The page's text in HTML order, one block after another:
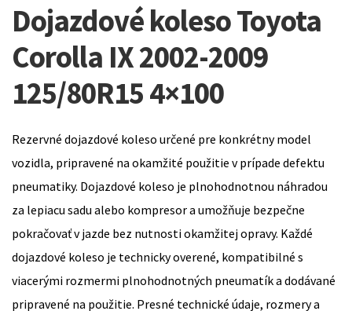
Dojazdové koleso Toyota
Corolla IX 2002-2009
125/80R15 4×100
Rezervné dojazdové koleso určené pre konkrétny model
vozidla, pripravené na okamžité použitie v prípade defektu
pneumatiky. Dojazdové koleso je plnohodnotnou náhradou
za lepiacu sadu alebo kompresor a umožňuje bezpečne
pokračovať v jazde bez nutnosti okamžitej opravy. Každé
dojazdové koleso je technicky overené, kompatibilné s
viacerými rozmermi plnohodnotných pneumatík a dodávané
pripravené na použitie. Presné technické údaje, rozmery a